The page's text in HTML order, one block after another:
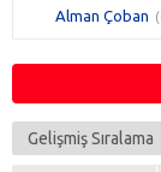
Alman Çoban